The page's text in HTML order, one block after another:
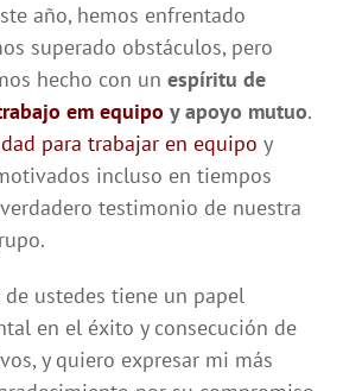
año, hemos enfrentado
superado obstáculos, pero
hecho con un espíritu de
em equipo y apoyo mutuo.
para trabajar en equipo y
incluso en tiempos
testimonio de nuestra
de ustedes tiene un papel
en el éxito y consecución de
y quiero expresar mi más